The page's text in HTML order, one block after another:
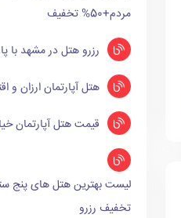
مردم+50% تخفیف
رزرو هتل در مشهد با
هتل آپارتمان ارزان
قیمت هتل آپارتمان
تخفیف رزرو